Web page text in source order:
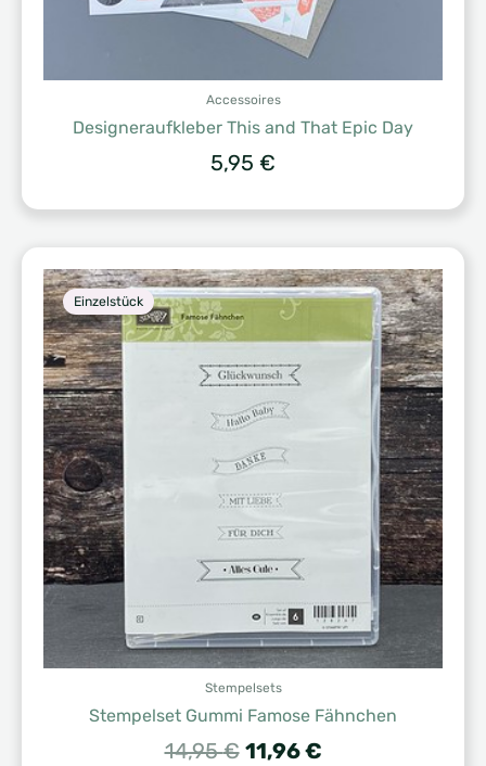
Accessoires
Designeraufkleber This and That Epic Day
5,95 €
Einzelstück
Stempelsets
Stempelset Gummi Famose Fähnchen
14,95€ Ursprünglicher
11,96€Aktueller